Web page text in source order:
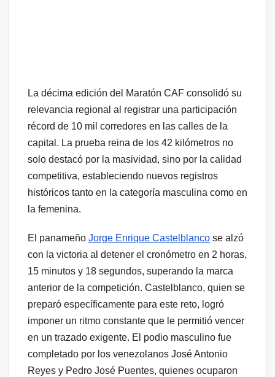
La décima edición del Maratón CAF consolidó su
relevancia regional al registrar una participación
récord de 10 mil corredores en las calles de la
capital. La prueba reina de los 42 kilómetros no
solo destacó por la masividad, sino por la calidad
competitiva, estableciendo nuevos registros
históricos tanto en la categoría masculina como en
la femenina.
El panameño Jorge Enrique Castelblanco se alzó
con la victoria al detener el cronómetro en 2 horas,
15 minutos y 18 segundos, superando la marca
anterior de la competición. Castelblanco, quien se
preparó específicamente para este reto, logró
imponer un ritmo constante que le permitió vencer
en un trazado exigente. El podio masculino fue
completado por los venezolanos José Antonio
Reyes y Pedro José Puentes, quienes ocuparon